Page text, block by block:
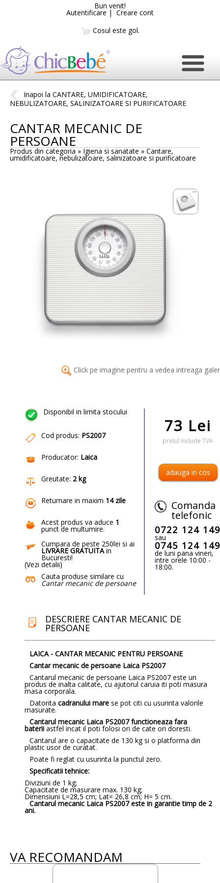
Bun venit!
Autentificare | Creare cont
Cosul este gol.
Inapoi la CANTARE, UMIDIFICATOARE,
NEBULIZATOARE, SALINIZATOARE SI PURIFICATOARE
CANTAR MECANIC DE
PERSOANE
Produs din categoria » Igiena si sanatate »Cantare,
umidificatoare, nebulizatoare, salinizatoare si purificatoare
Click pe imagine pentru a vedea intreaga
Disponibil in limita stocului
Cod produs: PS2007
Producator: Laica
Greutate: 2 kg
Returnare in maxim 14 zile
Acest produs va aduce 1
punct de multumire.
Cumpara de peste 250lei si ai
LIVRARE GRATUITAin
Bucuresti!
(Vezi detalii)
Cauta produse similare cu
Cantar mecanic de persoane
73 Lei
pretul include TVA
Comanda
telefonic
0722 124 149
sau
0745 124 149
de luni pana vineri,
intre orele 10:00 -
18:00.
DESCRIERE CANTAR MECANIC DE
PERSOANE
LAICA - CANTAR MECANIC PENTRU PERSOANE
Cantar mecanic de persoane Laica PS2007
Cantarul mecanic de persoane Laica PS2007 este un
produs de inalta calitate, cu ajutorul caruia iti poti masura
masa corporala.
Datorita cadranului mare se pot citi cu usurinta valorile
masurate.
Cantarul mecanic Laica PS2007 functioneaza fara
baterii astfel incat il poti folosi ori de cate ori doresti.
Cantarul are o capacitate de 130 kg si o platforma din
plastic usor de curatat.
Poate fi reglat cu usurinta la punctul zero.
Specificatii tehnice:
Diviziuni de 1 kg;
Capacitate de masurare max. 130 kg;
Dimensiuni L=28,5 cm; Lat= 26,8 cm; H= 5 cm.
Cantarul mecanic Laica PS2007 este in garantie timp de 2
ani.
VA RECOMANDAM